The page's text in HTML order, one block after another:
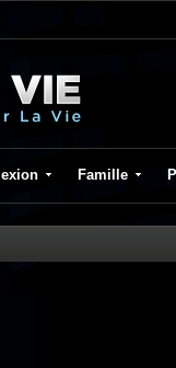
Famille